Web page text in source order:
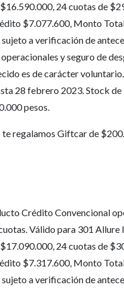
24 cuotas de
$7.077.600, Monto
a verificación de
y seguro de
es de carácter
28 febrero 2023. Stock
pesos.
regalamos Giftcar de
Crédito Convencional
Válido para 301
24 cuotas de
$7.317.600, Monto
a verificación de